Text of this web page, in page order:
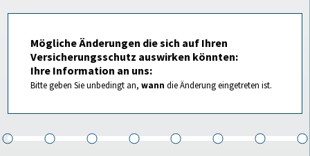
Mögliche Änderungen die sich auf Ihren
Versicherungsschutz auswirken könnten:
Ihre Information an uns:
Bitte geben Sie unbedingt an,wann die Änderung eingetreten ist.